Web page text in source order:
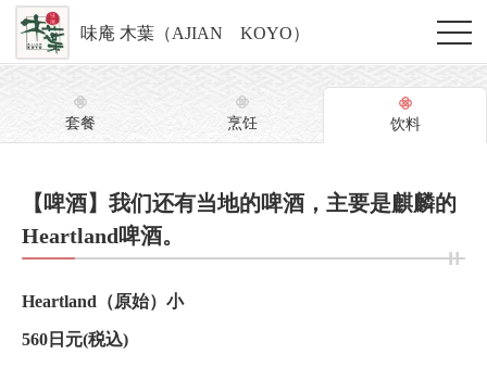
味庵 木葉（AJIAN KOYO）
套餐 烹饪 饮料
【啤酒】我们还有当地的啤酒，主要是麒麟的
Heartland啤酒。
Heartland（原始）小
560日元(税込)